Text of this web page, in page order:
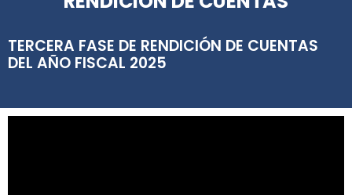
TERCERA FASE DE RENDICIÓN DE CUENTAS
DEL AÑO FISCAL 2025